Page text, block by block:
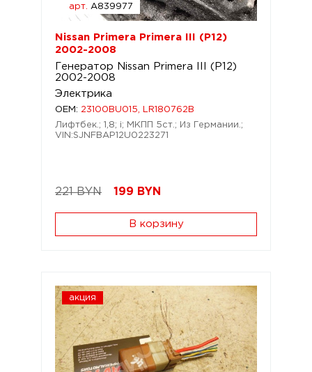
арт. A839977
Nissan Primera Primera III (P12)
2002-2008
Генератор Nissan Primera III (P12)
2002-2008
Электрика
OEM: 23100BU015, LR180762B
Лифтбек.; 1,8; i; МКПП 5ст.; Из Германии.;
VIN:SJNFBAP12U0223271
221 BYN 199 BYN
В корзину
акция